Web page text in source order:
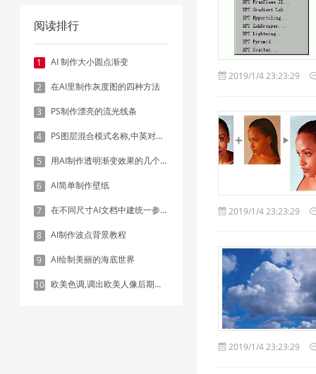
阅读排行
1 AI 制作大小圆点渐变
2 在AI里制作灰度图的四种方法
3 PS制作漂亮的流光线条
4 PS图层混合模式名称,中英对照表
5 用AI制作透明渐变效果的几个方法
6 AI简单制作壁纸
7 在不同尺寸AI文档中建统一参考线 - 方法1：对齐和分布
8 AI制作波点背景教程
9 AI绘制美丽的海底世界
10 欧美色调,调出欧美人像后期色调实例
2019/1/4 23:23:29
2019/1/4 23:23:29
2019/1/4 23:23:29